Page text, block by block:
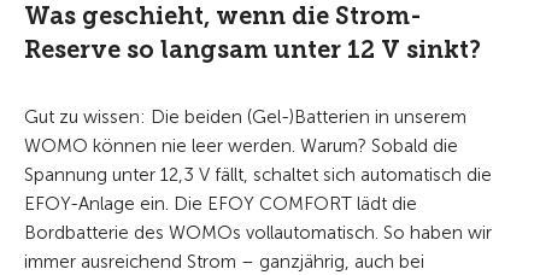
Was geschieht, wenn die Strom-
Reserve so langsam unter 12 V sinkt?
Gut zu wissen: Die beiden (Gel-)Batterien in unserem
WOMO können nie leer werden. Warum? Sobald die
Spannung unter 12,3 V fällt, schaltet sich automatisch die
EFOY-Anlage ein. Die EFOY COMFORT lädt die
Bordbatterie des WOMOs vollautomatisch. So haben wir
immer ausreichend Strom – ganzjährig, auch bei